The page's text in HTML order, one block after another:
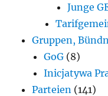
Junge
Gruppen,
GoG (8)
Inicjatywa
Parteien (141)